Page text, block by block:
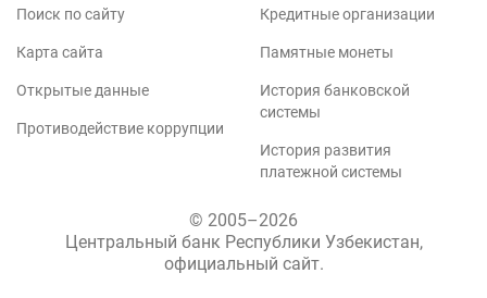
Поиск по сайту
Карта сайта
Открытые данные
Противодействие коррупции
Кредитные организации
Памятные монеты
История банковской
системы
История развития
платежной системы
© 2005–2026
Центральный банк Республики Узбекистан,
официальный сайт.